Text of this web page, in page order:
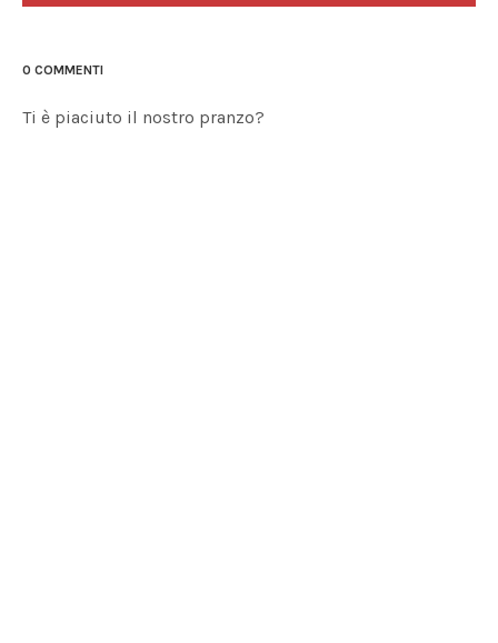
0 COMMENTI
Ti è piaciuto il nostro pranzo?